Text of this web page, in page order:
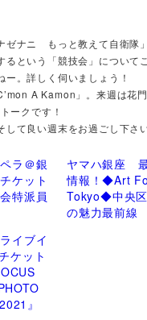
ゼナニ もっと教えて自衛隊
るという「競技会」について
。詳しく伺いましょう！
A Kamon」。来週は花
ークです！
して良い週末をお過ごし下さ
ラ＠銀
ケット
特派員
ヤマハ銀座
情報！◆Art
Tokyo◆中央区
の魅力最前線
イブイ
ケット
』